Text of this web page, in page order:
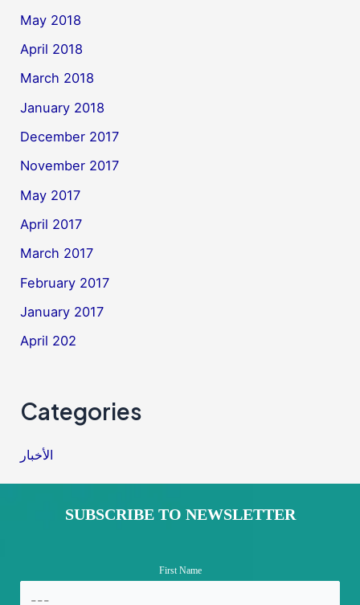
May 2018
April 2018
March 2018
January 2018
December 2017
November 2017
May 2017
April 2017
March 2017
February 2017
January 2017
April 202
Categories
الأخبار
SUBSCRIBE TO NEWSLETTER
First Name